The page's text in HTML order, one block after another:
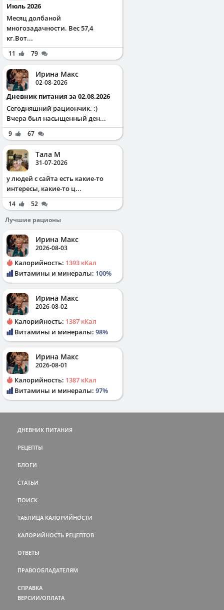
Июль 2026
Месяц долбаной
многозадачности. Вес 57,4
кг.Вот...
11 79
Ирина Макс
02-08-2026
Дневник питания за 02.08.2026
Сегодняшний рациончик. :)
Вчера был насыщенный ден...
9 67
Тала М
31-07-2026
у людей с сайта есть какие-то
интересы, какие-то ц...
14
52
Лучшие рационы
Ирина Макс
2026-08-03
Калорийность: 1393 кКал
Витамины и минералы: 100%
Ирина Макс
2026-08-02
Калорийность: 1387 кКал
Витамины и минералы: 98%
Ирина Макс
2026-08-01
Калорийность: 1387 кКал
Витамины и минералы: 97%
ДНЕВНИК ПИТАНИЯ
РЕЦЕПТЫ
БЛОГИ
СТАТЬИ
ПОИСК
ТАБЛИЦА КАЛОРИЙНОСТИ
КАЛОРИЙНОСТЬ РЕЦЕПТОВ
ОТВЕТЫ
ПРАВООБЛАДАТЕЛЯМ
СПРАВКА
ВЕРСИИ/ОПЛАТА